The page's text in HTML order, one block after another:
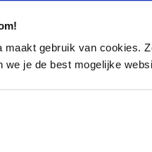
maakt gebruik van cookies.
we je de best mogelijke